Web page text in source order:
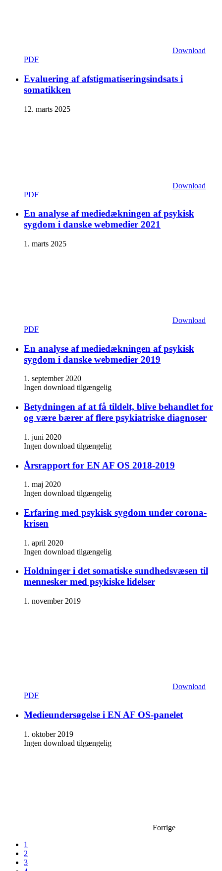
Download
PDF
Evaluering af afstigmatiseringsindsats i
somatikken
12. marts 2025
Download
PDF
En analyse af mediedækningen af psykisk
sygdom i danske webmedier 2021
1. marts 2025
Download
PDF
En analyse af mediedækningen af psykisk
sygdom i danske webmedier 2019
1. september 2020
Ingen download tilgængelig
Betydningen af at få tildelt, blive behandlet for
og være bærer af flere psykiatriske diagnoser
1. juni 2020
Ingen download tilgængelig
Årsrapport for EN AF OS 2018-2019
1. maj 2020
Ingen download tilgængelig
Erfaring med psykisk sygdom under corona-
krisen
1. april 2020
Ingen download tilgængelig
Holdninger i det somatiske sundhedsvæsen til
mennesker med psykiske lidelser
1. november 2019
Download
PDF
Medieundersøgelse i EN AF OS-panelet
1. oktober 2019
Ingen download tilgængelig
Forrige
1
2
3